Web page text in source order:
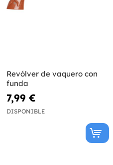
Revólver de vaquero con
funda
7,99 €
DISPONIBLE